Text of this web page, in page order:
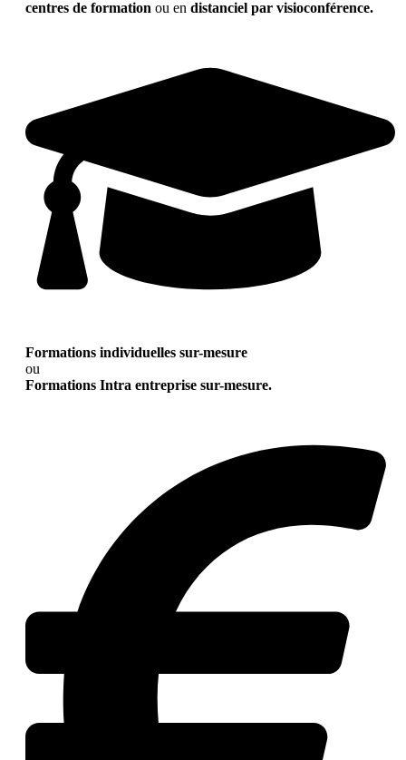
centres de formation ou en distanciel par visioconférence.
Formations individuelles sur-mesure
ou
Formations Intra entreprise sur-mesure.